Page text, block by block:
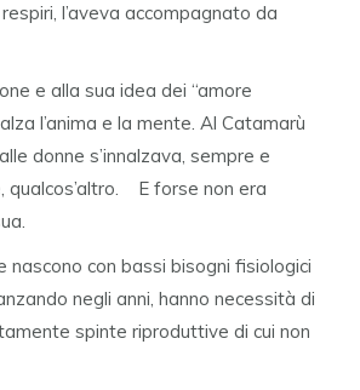
l’aveva accompagnato da
e alla sua idea dei “amore
l’anima e la mente. Al Catamarù
donne s’innalzava, sempre e
qualcos’altro. E forse non era
nascono con bassi bisogni fisiologici
negli anni, hanno necessità di
spinte riproduttive di cui non